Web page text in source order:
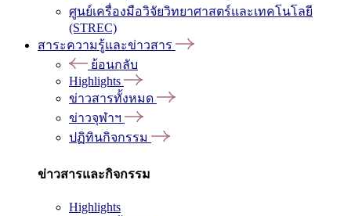
ศูนย์เครื่องมือวิจัยวิทยาศาสตร์และเทคโนโลยี
(STREC)
สาระความรู้และข่าวสาร
ย้อนกลับ
Highlights
ข่าวสารทั้งหมด
ข่าวจุฬาฯ
ปฏิทินกิจกรรม
ข่าวสารและกิจกรรม
Highlights